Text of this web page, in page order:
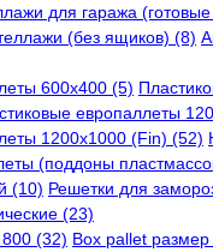
для гаража
(без ящиков) (8)
600x400 (5)
европаллеты
1200x1000 (Fin) (52)
(поддоны
(10) Решетки для
(23)
(32) Box pallet